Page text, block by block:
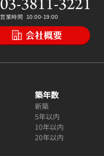
築年数
新築
5年以内
10年以内
20年以内